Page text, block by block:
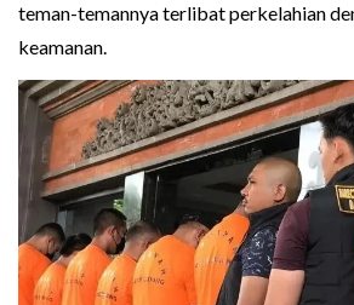
teman-temannya terlibat perkelahian
keamanan.